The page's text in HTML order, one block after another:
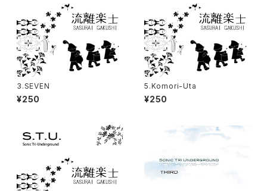
3.SEVEN
¥250
5.Komori-Uta
¥250